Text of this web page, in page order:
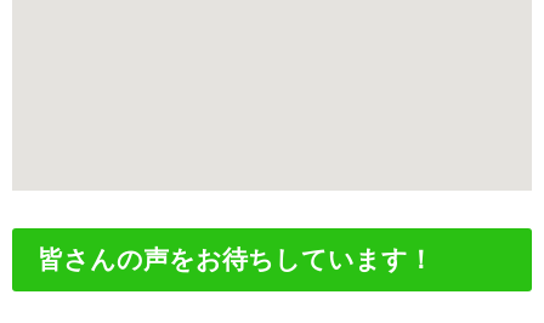
皆さんの声をお待ちしています！